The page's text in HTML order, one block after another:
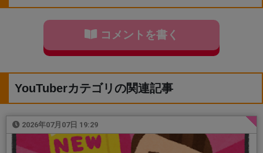
コメントを書く
YouTuberカテゴリの関連記事
2026年07月07日 19:29